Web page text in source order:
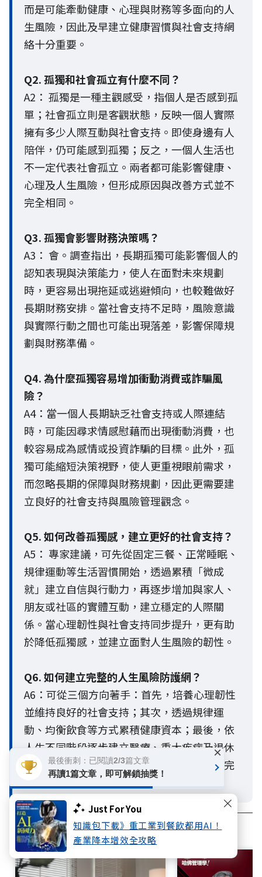
Just For You
知識包下載》重工業到餐飲都用AI！
產業降本增效全攻略
而是可能牽動健康、心理與財務等多面向的人
生風險，因此及早建立健康習慣與社會支持網
絡十分重要。
Q2. 孤獨和社會孤立有什麼不同？
A2： 孤獨是一種主觀感受，指個人是否感到孤
單；社會孤立則是客觀狀態，反映一個人實際
擁有多少人際互動與社會支持。即使身邊有人
陪伴，仍可能感到孤獨；反之，一個人生活也
不一定代表社會孤立。兩者都可能影響健康、
心理及人生風險，但形成原因與改善方式並不
完全相同。
Q3. 孤獨會影響財務決策嗎？
A3： 會。調查指出，長期孤獨可能影響個人的
認知表現與決策能力，使人在面對未來規劃
時，更容易出現拖延或逃避傾向，也較難做好
長期財務安排。當社會支持不足時，風險意識
與實際行動之間也可能出現落差，影響保障規
劃與財務準備。
Q4. 為什麼孤獨容易增加衝動消費或詐騙風
險？
A4：當一個人長期缺乏社會支持或人際連結
時，可能因尋求情感慰藉而出現衝動消費，也
較容易成為感情或投資詐騙的目標。此外，孤
獨可能縮短決策視野，使人更重視眼前需求，
而忽略長期的保障與財務規劃，因此更需要建
立良好的社會支持與風險管理觀念。
Q5. 如何改善孤獨感，建立更好的社會支持？
A5： 專家建議，可先從固定三餐、正常睡眠、
規律運動等生活習慣開始，透過累積「微成
就」建立自信與行動力，再逐步增加與家人、
朋友或社區的實體互動，建立穩定的人際關
係。當心理韌性與社會支持同步提升，更有助
於降低孤獨感，並建立面對人生風險的韌性。
Q6. 如何建立完整的人生風險防護網？
A6：可從三個方向著手：首先，培養心理韌性
並維持良好的社會支持；其次，透過規律運
動、均衡飲食等方式累積健康資本；最後，依
人生不同階段逐步建立醫療、重大疾病及退休
等保障，搭配適當的財務規劃，才能建立更完
整且具韌性的人生風險防護網。
相關文章
最後衝刺：已閱讀2/3篇文章
再讀1篇文章，即可解鎖抽獎！
×